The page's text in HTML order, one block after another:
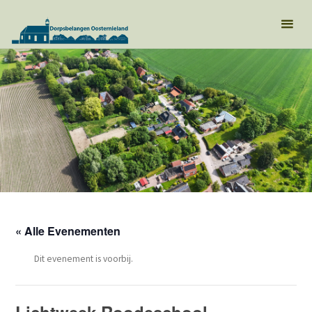
« Alle Evenementen
Dit evenement is voorbij.